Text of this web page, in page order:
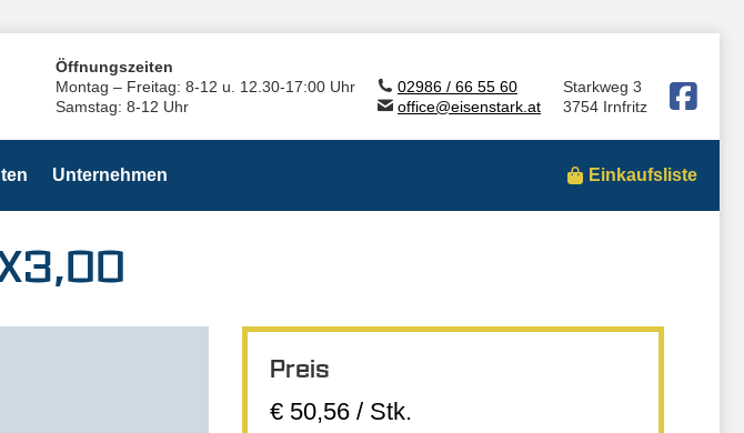
Öffnungszeiten
Montag – Freitag: 8-12 u. 12.30-17:00 Uhr
Samstag: 8-12 Uhr
02986 / 66 55 60
office@eisenstark.at
Starkweg 3
3754 Irnfritz
Unternehmen Einkaufsliste
Preis
€ 50,56 / Stk.